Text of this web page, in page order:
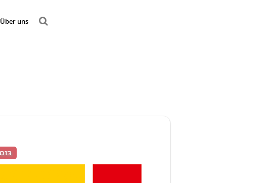
Über uns